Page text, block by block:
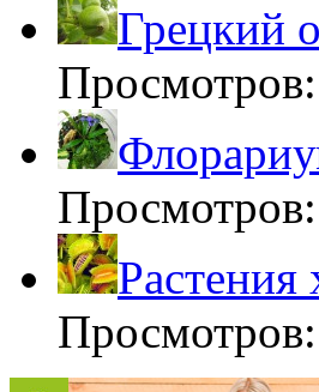
Грецкий